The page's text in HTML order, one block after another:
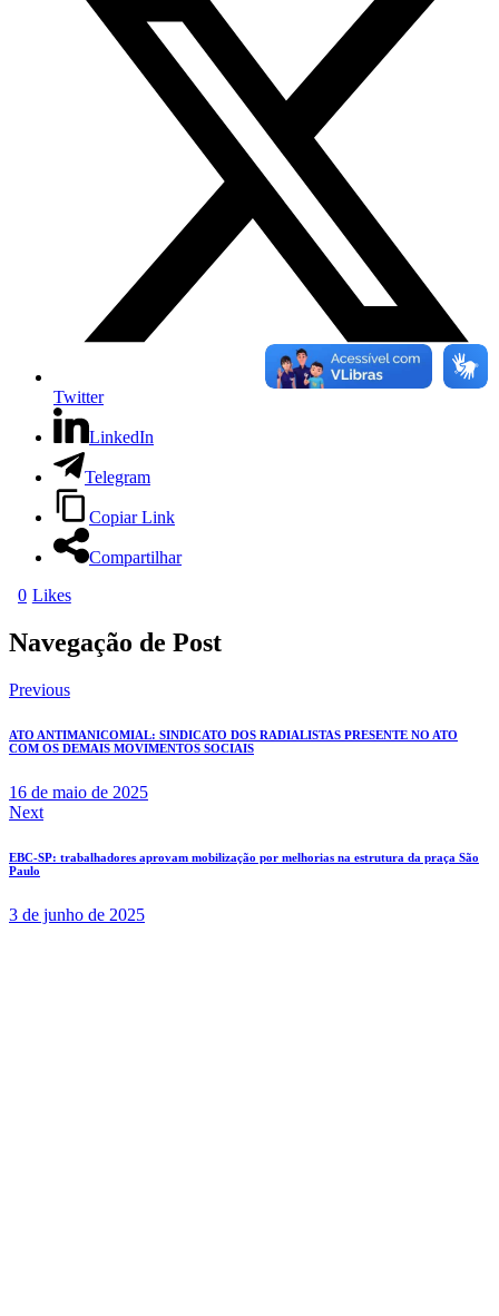
Twitter
LinkedIn
Telegram
Copiar Link
Compartilhar
0 Likes
Navegação de Post
Previous
ATO ANTIMANICOMIAL: SINDICATO DOS RADIALISTAS PRESENTE NO ATO
COM OS DEMAIS MOVIMENTOS SOCIAIS
16 de maio de 2025
Next
EBC-SP: trabalhadores aprovam mobilização por melhorias na estrutura da praça São
Paulo
3 de junho de 2025